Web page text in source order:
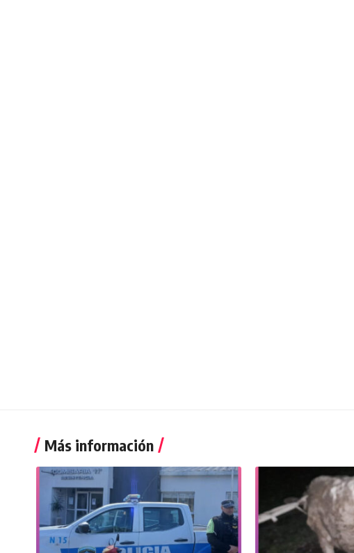
Más información